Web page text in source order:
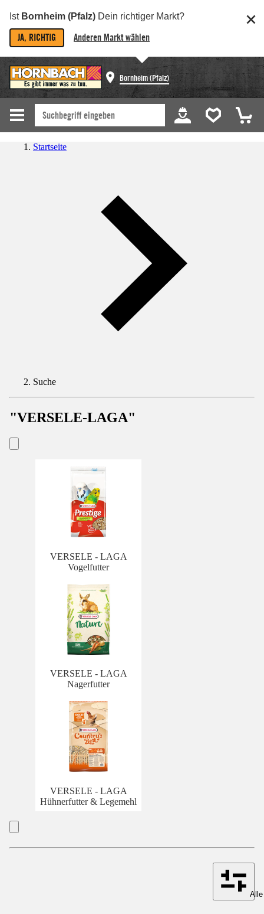
Ist Bornheim (Pfalz) Dein richtiger Markt?
JA, RICHTIG Anderen Markt wählen
Bornheim (Pfalz)
Startseite
Suche
"VERSELE-LAGA"
VERSELE - LAGA
Vogelfutter
VERSELE - LAGA
Nagerfutter
VERSELE - LAGA
Hühnerfutter & Legemehl